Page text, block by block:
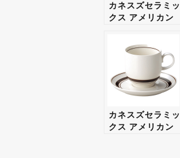
カネスズセラミッ
クス アメリカン
カネスズセラミッ
クス アメリカン